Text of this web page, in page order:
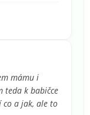
mámu i
teda k babičce
co a jak, ale to